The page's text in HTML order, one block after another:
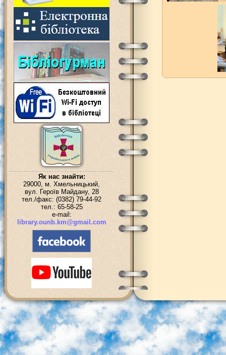
Як нас знайти:
29000, м. Хмельницький,
вул. Героїв Майдану, 28
тел./факс: (0382) 79-44-92
тел.: 65-58-25
e-mail:
library.ounb.km@gmail.com